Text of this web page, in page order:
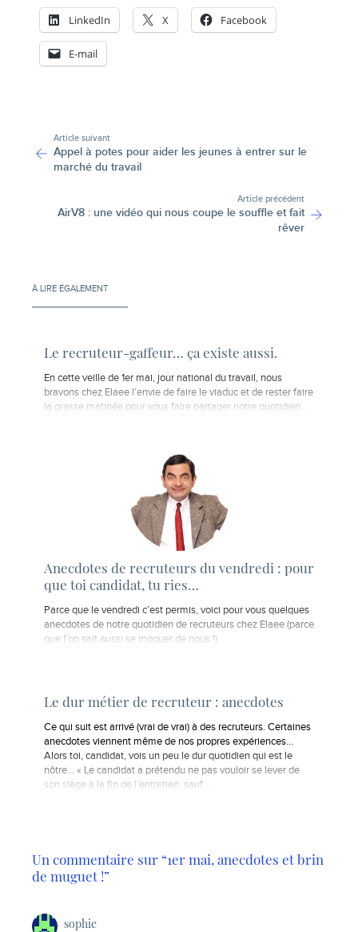
LinkedIn X Facebook
E-mail
Article suivant
Appel à potes pour aider les jeunes à entrer sur le
marché du travail
Article précédent
AirV8 : une vidéo qui nous coupe le souffle et fait
rêver
À LIRE ÉGALEMENT
Le recruteur-gaffeur… ça existe aussi.
En cette veille de 1er mai, jour national du travail, nous
bravons chez Elaee l’envie de faire le viaduc et de rester faire
la grasse matinée pour vous faire partager notre quotidien...
Anecdotes de recruteurs du vendredi : pour
que toi candidat, tu ries…
Parce que le vendredi c’est permis, voici pour vous quelques
anecdotes de notre quotidien de recruteurs chez Elaee (parce
que l’on sait aussi se moquer de nous !)
Le dur métier de recruteur : anecdotes
Ce qui suit est arrivé (vrai de vrai) à des recruteurs. Certaines
anecdotes viennent même de nos propres expériences…
Alors toi, candidat, vois un peu le dur quotidien qui est le
nôtre… « Le candidat a prétendu ne pas vouloir se lever de
son siège à la fin de l’entretien, sauf…
Un commentaire sur “1er mai, anecdotes et brin
de muguet !”
sophie